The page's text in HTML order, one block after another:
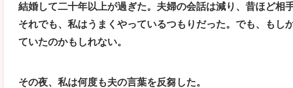
結婚して二十年以上が過ぎた。夫婦の会話は減り、昔ほど相
それでも、私はうまくやっているつもりだった。でも、もし
ていたのかもしれない。
その夜、私は何度も夫の言葉を反芻した。